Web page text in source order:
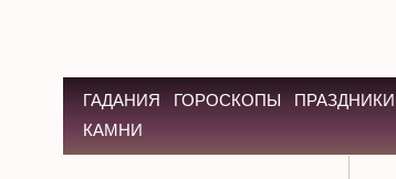
ГАДАНИЯ ГОРОСКОПЫ ПРАЗДНИКИ
КАМНИ